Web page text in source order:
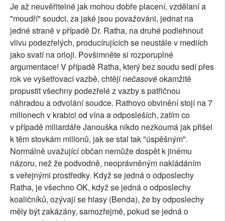
Je až neuvěřitelné jak mohou dobře placení, vzdělaní a
"moudří" soudci, za jaké jsou považováni, jednat na
jedné straně v případě Dr. Ratha, na druhé podlehnout
vlivu podezřelých, producírujících se neustále v mediích
jako svatí na orloji. Povšimněte si rozporuplné
argumentace! V případě Ratha, který bez soudu sedí přes
rok ve vyšetřovací vazbě, chtějínečasovéokamžitě
propustit všechny podezřelé z vazby s patřičnou
náhradou a odvolání soudce. Rathovo obvinění stojí na 7
milionech v krabici od vína a odposleších, zatím co
v případě miliardáře Janouška nikdo nezkoumá jak přišel
k těm stovkám milionů, jak se stal tak "úspěšným".
Normálně uvažující občan nemůže dospět k jinému
názoru, než že podvodně, neoprávněným nakládáním
s veřejnými prostředky. Když se jedná o odposlechy
Ratha, je všechno OK, když se jedná o odposlechy
koaličníků, ozývají se hlasy (Benda), že by odposlechy
měly být zakázány, samozřejmě, pokud se jedná o